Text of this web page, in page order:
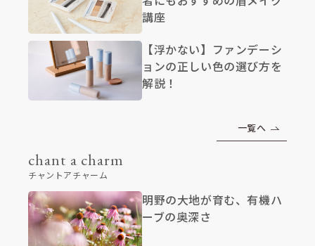
講座
【浮かない】ファンデーシ
ョンの正しい色の選び方を
解説！
一覧へ
chant a charm
チャントアチャーム
明野の大地が育む、有機ハ
ーブの奥深さ